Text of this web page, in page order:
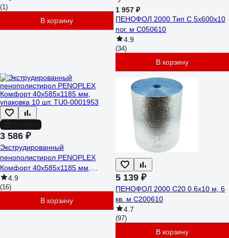
(1)
В корзину
1 957 ₽
ПЕНОФОЛ 2000 Тип С 5x600x10
пог. м С050610
4.9
(34)
В корзину
3 586 ₽
Экструдированный
пенополистирол PENOPLEX
Комфорт 40x585x1185 мм,
упаковка 10 шт. TU0-0001953
4.9
(16)
В корзину
5 139 ₽
ПЕНОФОЛ 2000 С20 0.6х10 м, 6
кв. м С200610
4.7
(97)
В корзину